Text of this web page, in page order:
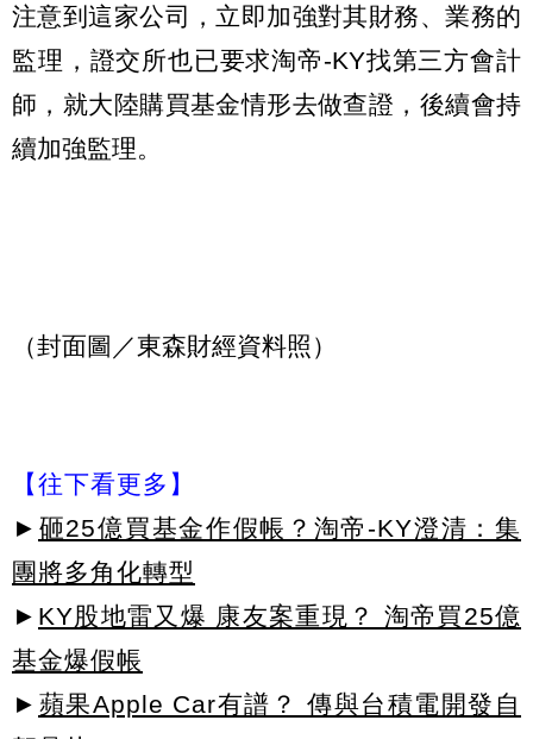
注意到這家公司，立即加強對其財務、業務的
監理，證交所也已要求淘帝-KY找第三方會計
師，就大陸購買基金情形去做查證，後續會持
續加強監理。
（封面圖／東森財經資料照）
【往下看更多】
► 砸25億買基金作假帳？淘帝-KY澄清：集
團將多角化轉型
► KY股地雷又爆 康友案重現？ 淘帝買25億
基金爆假帳
► 蘋果Apple Car有譜？ 傳與台積電開發自